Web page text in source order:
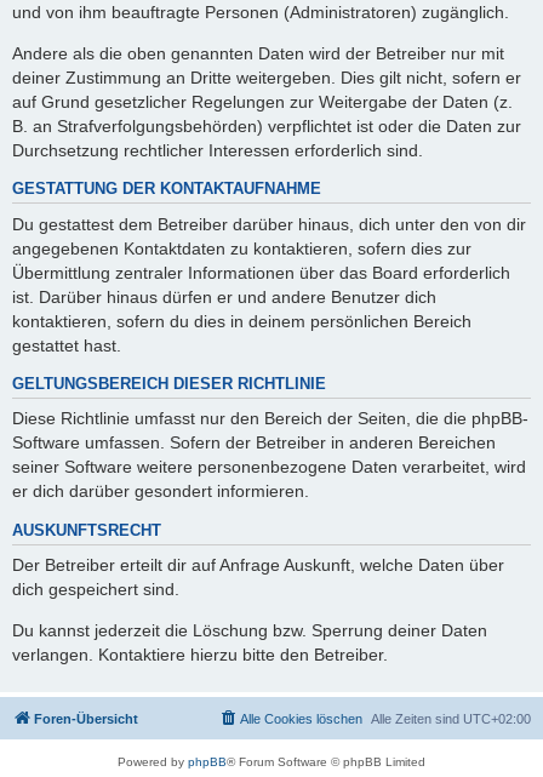
und von ihm beauftragte Personen (Administratoren) zugänglich.
Andere als die oben genannten Daten wird der Betreiber nur mit
deiner Zustimmung an Dritte weitergeben. Dies gilt nicht, sofern er
auf Grund gesetzlicher Regelungen zur Weitergabe der Daten (z.
B. an Strafverfolgungsbehörden) verpflichtet ist oder die Daten zur
Durchsetzung rechtlicher Interessen erforderlich sind.
GESTATTUNG DER KONTAKTAUFNAHME
Du gestattest dem Betreiber darüber hinaus, dich unter den von dir
angegebenen Kontaktdaten zu kontaktieren, sofern dies zur
Übermittlung zentraler Informationen über das Board erforderlich
ist. Darüber hinaus dürfen er und andere Benutzer dich
kontaktieren, sofern du dies in deinem persönlichen Bereich
gestattet hast.
GELTUNGSBEREICH DIESER RICHTLINIE
Diese Richtlinie umfasst nur den Bereich der Seiten, die die phpBB-
Software umfassen. Sofern der Betreiber in anderen Bereichen
seiner Software weitere personenbezogene Daten verarbeitet, wird
er dich darüber gesondert informieren.
AUSKUNFTSRECHT
Der Betreiber erteilt dir auf Anfrage Auskunft, welche Daten über
dich gespeichert sind.
Du kannst jederzeit die Löschung bzw. Sperrung deiner Daten
verlangen. Kontaktiere hierzu bitte den Betreiber.
Foren-Übersicht Alle Zeiten sind UTC+02:00
Alle Cookies löschen
Powered by phpBB® Forum Software © phpBB Limited